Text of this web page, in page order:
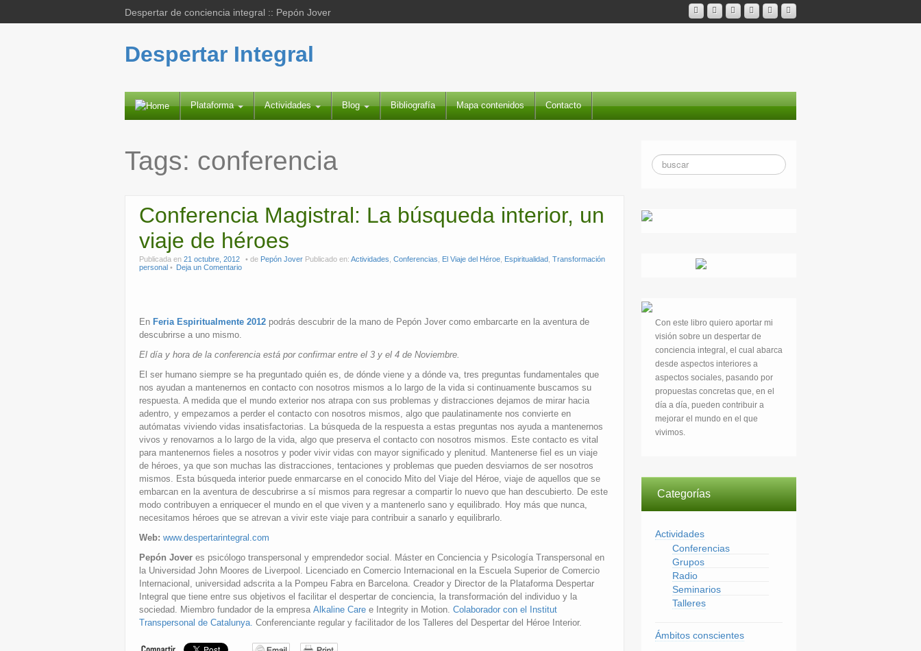
Despertar de conciencia integral :: Pepón Jover
Despertar Integral
Plataforma Actividades Blog Bibliografía Mapa contenidos Contacto
Tags: conferencia
Conferencia Magistral: La búsqueda interior, un
viaje de héroes
Publicada en 21 octubre, 2012 de Pepón Jover Publicado en: Actividades Conferencias El Viaje del Héroe Espiritualidad Transformación
personal
Deja un Comentario
En Feria Espiritualmente 2012 podrás descubrir de la mano de Pepón Jover como embarcarte en la aventura de
descubrirse a uno mismo.
El día y hora de la conferencia está por confirmar entre el 3 y el 4 de Noviembre.
El ser humano siempre se ha preguntado quién es, de dónde viene y a dónde va, tres preguntas fundamentales que
nos ayudan a mantenernos en contacto con nosotros mismos a lo largo de la vida si continuamente buscamos su
respuesta. A medida que el mundo exterior nos atrapa con sus problemas y distracciones dejamos de mirar hacia
adentro, y empezamos a perder el contacto con nosotros mismos, algo que paulatinamente nos convierte en
autómatas viviendo vidas insatisfactorias. La búsqueda de la respuesta a estas preguntas nos ayuda a mantenernos
vivos y renovarnos a lo largo de la vida, algo que preserva el contacto con nosotros mismos. Este contacto es vital
para mantenernos fieles a nosotros y poder vivir vidas con mayor significado y plenitud. Mantenerse fiel es un viaje
de héroes, ya que son muchas las distracciones, tentaciones y problemas que pueden desviarnos de ser nosotros
mismos. Esta búsqueda interior puede enmarcarse en el conocido Mito del Viaje del Héroe, viaje de aquellos que se
embarcan en la aventura de descubrirse a sí mismos para regresar a compartir lo nuevo que han descubierto. De este
modo contribuyen a enriquecer el mundo en el que viven y a mantenerlo sano y equilibrado. Hoy más que nunca,
necesitamos héroes que se atrevan a vivir este viaje para contribuir a sanarlo y equilibrarlo.
Web: www.despertarintegral.com
Pepón Jover es psicólogo transpersonal y emprendedor social. Máster en Conciencia y Psicología Transpersonal en
la Universidad John Moores de Liverpool. Licenciado en Comercio Internacional en la Escuela Superior de Comercio
Internacional, universidad adscrita a la Pompeu Fabra en Barcelona. Creador y Director de la Plataforma Despertar
Integral que tiene entre sus objetivos el facilitar el despertar de conciencia, la transformación del individuo y la
sociedad. Miembro fundador de la empresa Alkaline Care e Integrity in Motion. Colaborador con el Institut
Transpersonal de Catalunya. Conferenciante regular y facilitador de los Talleres del Despertar del Héroe Interior.
Con este libro quiero aportar mi
visión sobre un despertar de
conciencia integral, el cual abarca
desde aspectos interiores a
aspectos sociales, pasando por
propuestas concretas que, en el
día a día, pueden contribuir a
mejorar el mundo en el que
vivimos.
Categorías
Actividades
Conferencias
Grupos
Radio
Seminarios
Talleres
Ámbitos conscientes